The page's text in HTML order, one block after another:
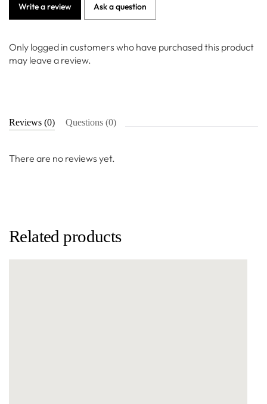
Write a review Ask a question
Only logged in customers who have purchased this product
may leave a review.
Reviews (0) Questions (0)
There are no reviews yet.
Related products